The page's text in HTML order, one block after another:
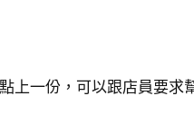
上一份，可以跟店員要求